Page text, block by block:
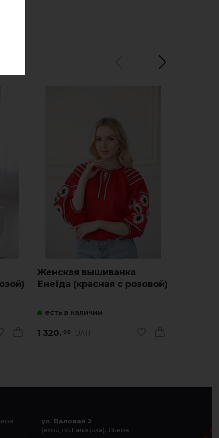
Женская вышиванка
Енеїда (красная с розовой)
есть в наличии
1 320. 00 UAH
ул. Валовая 2
(вход пл.Галицька), Львов